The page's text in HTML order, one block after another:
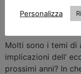
caratterizzano
Molti sono i temi di
implicazioni dell’
prossimi anni? In
Personalizza